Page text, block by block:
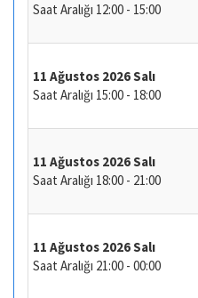
Saat Aralığı 12:00 - 15:00
11 Ağustos 2026 Salı
Saat Aralığı 15:00 - 18:00
11 Ağustos 2026 Salı
Saat Aralığı 18:00 - 21:00
11 Ağustos 2026 Salı
Saat Aralığı 21:00 - 00:00